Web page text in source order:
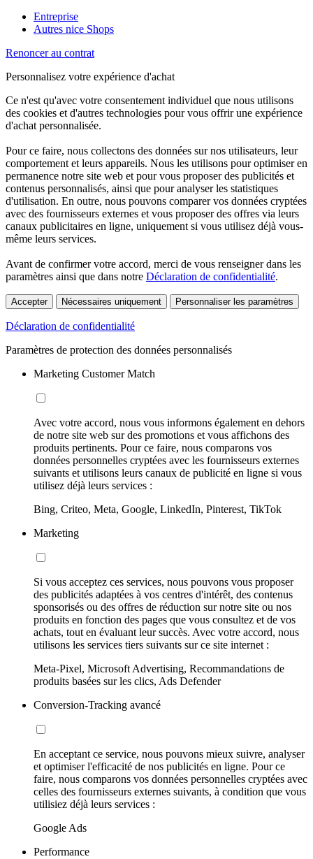
Entreprise
Autres nice Shops
Renoncer au contrat
Personnalisez votre expérience d'achat
Ce n'est qu'avec votre consentement individuel que nous utilisons
des cookies et d'autres technologies pour vous offrir une expérience
d'achat personnalisée.
Pour ce faire, nous collectons des données sur nos utilisateurs, leur
comportement et leurs appareils. Nous les utilisons pour optimiser en
permanence notre site web et pour vous proposer des publicités et
contenus personnalisés, ainsi que pour analyser les statistiques
d'utilisation. En outre, nous pouvons comparer vos données cryptées
avec des fournisseurs externes et vous proposer des offres via leurs
canaux publicitaires en ligne, uniquement si vous utilisez déjà vous-
même leurs services.
Avant de confirmer votre accord, merci de vous renseigner dans les
paramètres ainsi que dans notre Déclaration de confidentialité.
Accepter Nécessaires uniquement Personnaliser les paramètres
Déclaration de confidentialité
Paramètres de protection des données personnalisés
Marketing Customer Match
Avec votre accord, nous vous informons également en dehors
de notre site web sur des promotions et vous affichons des
produits pertinents. Pour ce faire, nous comparons vos
données personnelles cryptées avec les fournisseurs externes
suivants et utilisons leurs canaux de publicité en ligne si vous
utilisez déjà leurs services :
Bing, Criteo, Meta, Google, LinkedIn, Pinterest, TikTok
Marketing
Si vous acceptez ces services, nous pouvons vous proposer
des publicités adaptées à vos centres d'intérêt, des contenus
sponsorisés ou des offres de réduction sur notre site ou nos
produits en fonction des pages que vous consultez et de vos
achats, tout en évaluant leur succès. Avec votre accord, nous
utilisons les services tiers suivants sur ce site internet :
Meta-Pixel, Microsoft Advertising, Recommandations de
produits basées sur les clics, Ads Defender
Conversion-Tracking avancé
En acceptant ce service, nous pouvons mieux suivre, analyser
et optimiser l'efficacité de nos publicités en ligne. Pour ce
faire, nous comparons vos données personnelles cryptées avec
celles des fournisseurs externes suivants, à condition que vous
utilisiez déjà leurs services :
Google Ads
Performance